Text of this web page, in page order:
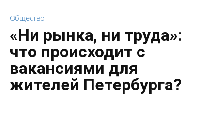
Общество
«Ни рынка, ни труда»:
что происходит с
вакансиями для
жителей Петербурга?